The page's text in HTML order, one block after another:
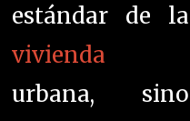
estándar de la
vivienda
urbana, sino